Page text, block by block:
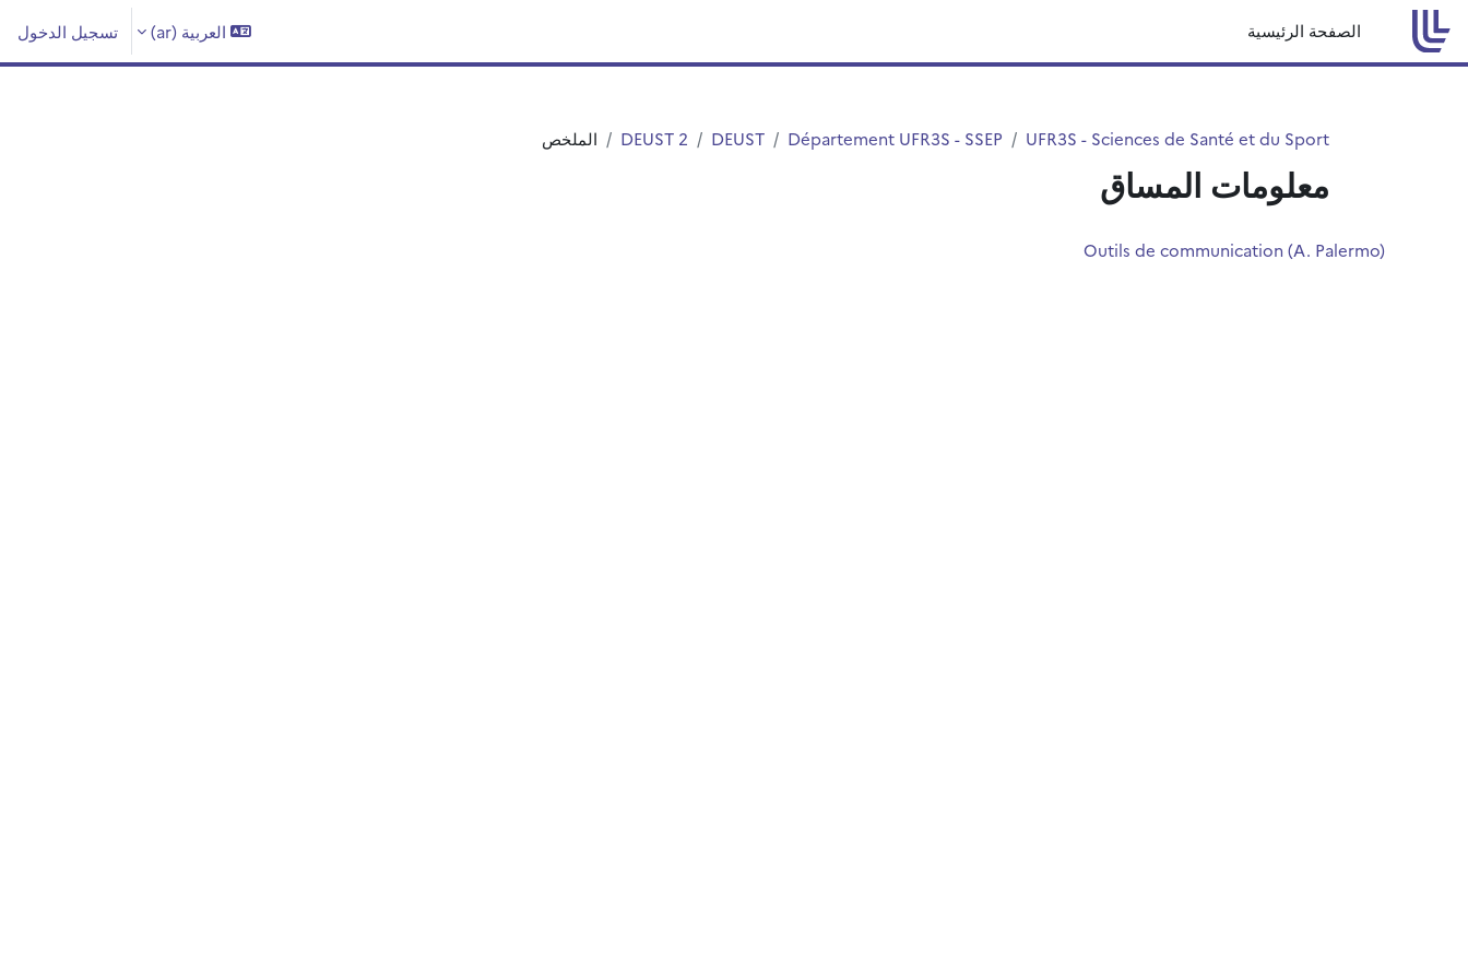
تخطى إلى المحتوى الرئيسي
الصفحة الرئيسية
العربية ‎(ar)‎ تسجيل الدخول
UFR3S - Sciences de Santé et du Sport
Département UFR3S - SSEP
DEUST
DEUST 2 الملخص
معلومات المساق
Outils de communication (A. Palermo)